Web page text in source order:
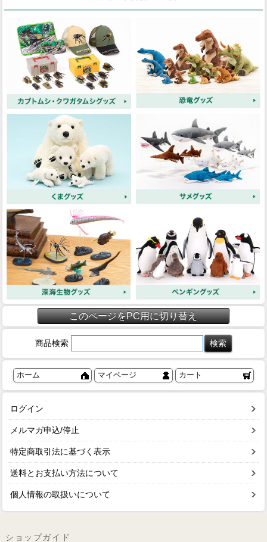
このページをPC用に切り替え
商品検索
ホーム マイページ カート
ログイン
メルマガ申込/停止
特定商取引法に基づく表示
送料とお支払い方法について
個人情報の取扱いについて
ショップガイド